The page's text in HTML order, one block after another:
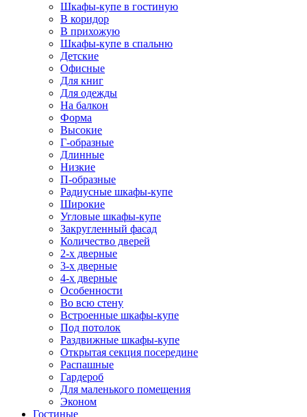
Шкафы-купе в гостиную
В коридор
В прихожую
Шкафы-купе в спальню
Детские
Офисные
Для книг
Для одежды
На балкон
Форма
Высокие
Г-образные
Длинные
Низкие
П-образные
Радиусные шкафы-купе
Широкие
Угловые шкафы-купе
Закругленный фасад
Количество дверей
2-х дверные
3-х дверные
4-х дверные
Особенности
Во всю стену
Встроенные шкафы-купе
Под потолок
Раздвижные шкафы-купе
Открытая секция посередине
Распашные
Гардероб
Для маленького помещения
Эконом
Гостиные